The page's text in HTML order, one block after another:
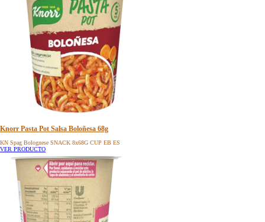
Knorr Pasta Pot Salsa Boloñesa 68g
KN Spag Bolognese SNACK 8x68G CUP EB ES
VER PRODUCTO